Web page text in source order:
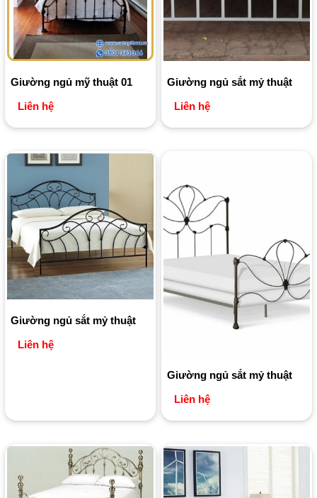
Giường ngủ mỹ thuật 01
Liên hệ
Giường ngủ sắt mỷ thuật
Liên hệ
Giường ngủ sắt mỷ thuật
Liên hệ
Giường ngủ sắt mỷ thuật
Liên hệ